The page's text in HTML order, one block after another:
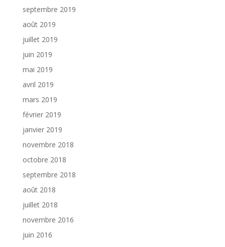
septembre 2019
août 2019
juillet 2019
juin 2019
mai 2019
avril 2019
mars 2019
février 2019
janvier 2019
novembre 2018
octobre 2018
septembre 2018
août 2018
juillet 2018
novembre 2016
juin 2016